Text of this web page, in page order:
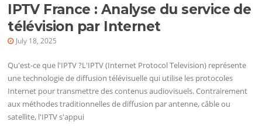
IPTV France : Analyse du service de
télévision par Internet
July 18, 2025
Qu'est-ce que l'IPTV ?L'IPTV (Internet Protocol Television) représente
une technologie de diffusion télévisuelle qui utilise les protocoles
Internet pour transmettre des contenus audiovisuels. Contrairement
aux méthodes traditionnelles de diffusion par antenne, câble ou
satellite, l'IPTV s'appui